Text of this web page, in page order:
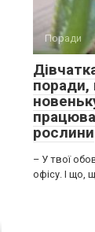
Поради
поради,
рослини
– У твої
офісу. І що,